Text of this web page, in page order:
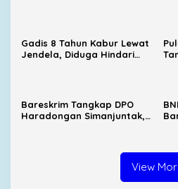
Gadis 8 Tahun Kabur Lewat
Jendela, Diduga Hindari
Bareskrim Tangkap DPO
Haradongan Simanjuntak,
View